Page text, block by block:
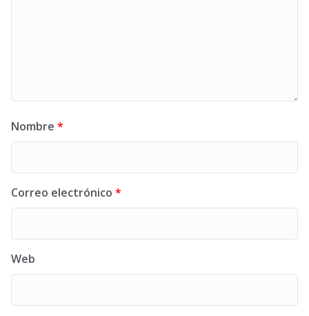
Nombre *
Correo electrónico *
Web